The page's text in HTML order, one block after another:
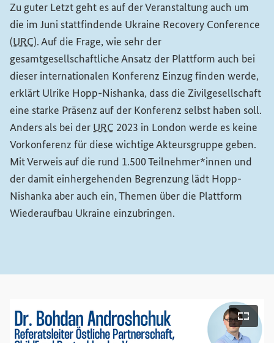
Zu guter Letzt geht es auf der Veranstaltung auch um
die im Juni stattfindende Ukraine Recovery Conference
(URC). Auf die Frage, wie sehr der
gesamtgesellschaftliche Ansatz der Plattform auch bei
dieser internationalen Konferenz Einzug finden werde,
erklärt Ulrike Hopp-Nishanka, dass die Zivilgesellschaft
eine starke Präsenz auf der Konferenz selbst haben soll.
Anders als bei der URC 2023 in London werde es keine
Vorkonferenz für diese wichtige Akteursgruppe geben.
Mit Verweis auf die rund 1.500 Teilnehmer*innen und
der damit einhergehenden Begrenzung lädt Hopp-
Nishanka aber auch ein, Themen über die Plattform
Wiederaufbau Ukraine einzubringen.
öffnen